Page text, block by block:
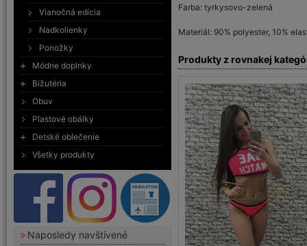
Vianočná edícia
Nadkolienky
Ponožky
Módne doplnky
Bižutéria
Obuv
Plastové obálky
Detské oblečenie
Všetky produkty
Naposledy navštívené
Farba: tyrkysovo-zelená
Materiál: 90% polyester, 10%
Produkty z rovnakej